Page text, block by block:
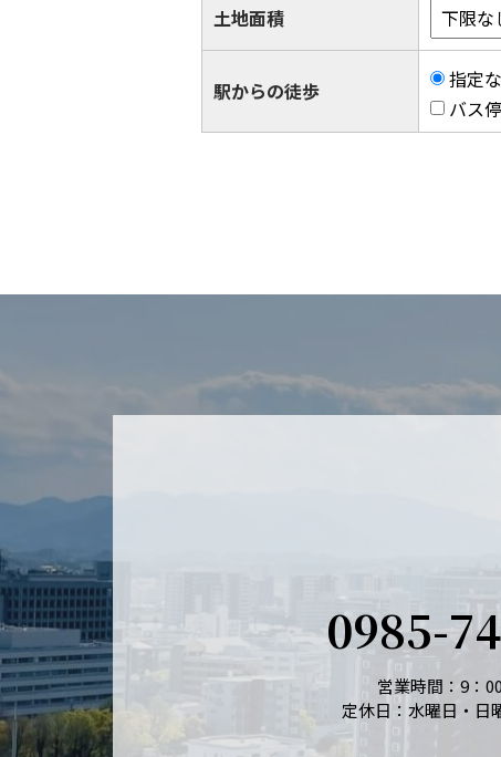
土地面積
駅からの徒歩 指定
バス
0985-
営業時間：9：
定休日：水曜日・日